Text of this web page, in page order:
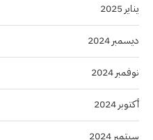
يناير 2025
ديسمبر 2024
نوفمبر 2024
أكتوبر 2024
سبتمبر 2024